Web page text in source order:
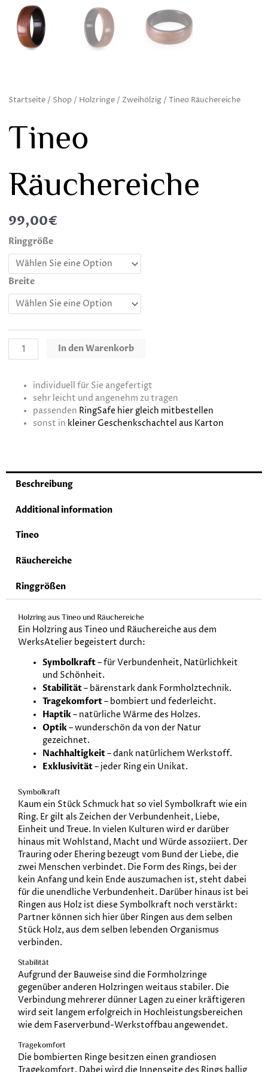
Startseite / Shop / Holzringe / Zweihölzig / Tineo Räuchereiche
Tineo
Räuchereiche
99,00€
Ringgröße
Breite
Tineo
Räuchereiche
quantity
In den Warenkorb
individuell für Sie angefertigt
sehr leicht und angenehm zu tragen
passenden RingSafe hier gleich mitbestellen
sonst in kleiner Geschenkschachtel aus Karton
Beschreibung
Additional information
Tineo
Räuchereiche
Ringgrößen
Holzring aus Tineo und Räuchereiche
Ein Holzring aus Tineo und Räuchereiche aus dem
WerksAtelier begeistert durch:
Symbolkraft– für Verbundenheit, Natürlichkeit
und Schönheit.
Stabilität– bärenstark dank Formholztechnik.
Tragekomfort– bombiert und federleicht.
Haptik– natürliche Wärme des Holzes.
Optik– wunderschön da von der Natur
gezeichnet.
Nachhaltigkeit– dank natürlichem Werkstoff.
Exklusivität– jeder Ring ein Unikat.
Symbolkraft
Kaum ein Stück Schmuck hat so viel Symbolkraft wie ein
Ring. Er gilt als Zeichen der Verbundenheit, Liebe,
Einheit und Treue. In vielen Kulturen wird er darüber
hinaus mit Wohlstand, Macht und Würde assoziiert. Der
Trauring oder Ehering bezeugt vom Bund der Liebe, die
zwei Menschen verbindet. Die Form des Rings, bei der
kein Anfang und kein Ende auszumachen ist, steht dabei
für die unendliche Verbundenheit. Darüber hinaus ist bei
Ringen aus Holz ist diese Symbolkraft noch verstärkt:
Partner können sich hier über Ringen aus dem selben
Stück Holz, aus dem selben lebenden Organismus
verbinden.
Stabilität
Aufgrund der Bauweise sind die Formholzringe
gegenüber anderen Holzringen weitaus stabiler. Die
Verbindung mehrerer dünner Lagen zu einer kräftigeren
wird seit langem erfolgreich in Hochleistungsbereichen
wie dem Faserverbund-Werkstoffbau angewendet.
Tragekomfort
Die bombierten Ringe besitzen einen grandiosen